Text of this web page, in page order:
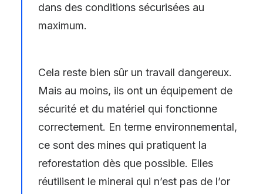
dans des conditions sécurisées au
maximum.
Cela reste bien sûr un travail dangereux.
Mais au moins, ils ont un équipement de
sécurité et du matériel qui fonctionne
correctement. En terme environnemental,
ce sont des mines qui pratiquent la
reforestation dès que possible. Elles
réutilisent le minerai qui n’est pas de l’or